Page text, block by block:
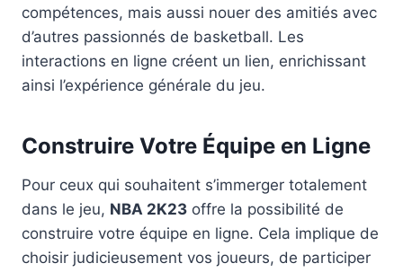
compétences, mais aussi nouer des amitiés avec
d’autres passionnés de basketball. Les
interactions en ligne créent un lien, enrichissant
ainsi l’expérience générale du jeu.
Construire Votre Équipe en Ligne
Pour ceux qui souhaitent s’immerger totalement
dans le jeu, NBA 2K23 offre la possibilité de
construire votre équipe en ligne. Cela implique de
choisir judicieusement vos joueurs, de participer